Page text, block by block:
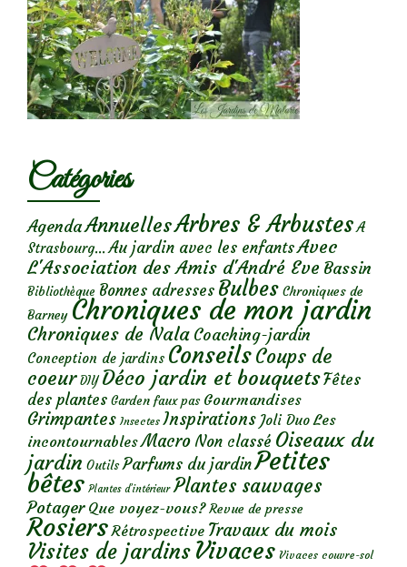
Catégories
AgendaAnnuellesArbres & Arbustes A
Strasbourg... Au jardin avec les enfantsAvec
L'Association des Amis d'André Eve Bassin
Bibliothèque Bonnes adresses Bulbes Chroniques de
Barney Chroniques de mon jardin
Chroniques de Nala Coaching-jardin
Conception de jardins ConseilsCoups de
coeur DIY Déco jardin et bouquetsFêtes
des plantes Garden faux pas Gourmandises
Grimpantes Insectes Inspirations Joli Duo Les
incontournables Macro Non classé Oiseaux du
jardin Outils Parfums du jardinPetites
bêtes Plantes d’intérieur Plantes sauvages
Potager Que voyez-vous? Revue de presse
Rosiers Rétrospective Travaux du mois
Visites de jardins Vivaces Vivaces couvre-sol